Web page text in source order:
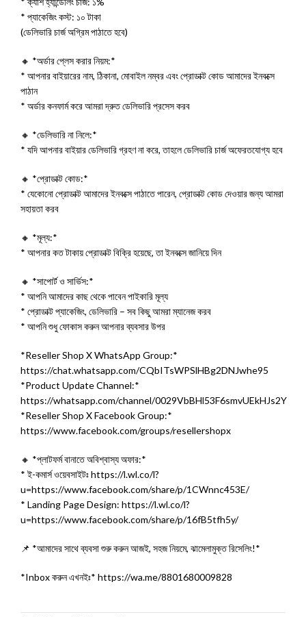
* প্যাকেজিং কস্ট: ১০ টাকা
(ডেলিভারি চার্জ অগ্রিম পাঠাতে হবে)
🔸 *অর্ডার প্লেস করার নিয়ম:*
* আপনার বাইয়ারের নাম, ঠিকানা, মোবাইল নম্বর এবং প্রোডাক্ট কোড আমাদের ইনবক্সে
পাঠান
* অর্ডার কনফার্ম করে আমরা দ্রুত ডেলিভারি প্রসেস করব
🔸 *ডেলিভারি না নিলে:*
* যদি আপনার বাইয়ার ডেলিভারি গ্রহণ না করে, তাহলে ডেলিভারি চার্জ অফেরতযোগ্য হবে
🔸 *প্রোডাক্ট কোড:*
* যেকোনো প্রোডাক্ট আমাদের ইনবক্সে পাঠাতে পারেন, প্রোডাক্ট কোড দেওয়ার জন্য আমরা
সহায়তা করব
🔸 *মূল্য:*
* আপনার কত টাকায় প্রোডাক্ট বিক্রি হয়েছে, তা ইনবক্সে জানিয়ে দিন
🔸 *সাপোর্ট ও সার্ভিস:*
* আপনি আমাদের কাছ থেকে পাবেন পাইকারি মূল্য
* প্রোডাক্ট প্যাকেজিং, ডেলিভারি – সব কিছু আমরা ম্যানেজ করব
* আপনি শুধু ফোকাস করুন আপনার ব্যবসার উপর
*Reseller Shop X WhatsApp Group:*
https://chat.whatsapp.com/CQbITsWPSlHBg2DNJwhe95
*Product Update Channel:*
https://whatsapp.com/channel/0029VbBHl53F6smvUEkHJs2Y
*Reseller Shop X Facebook Group:*
https://www.facebook.com/groups/resellershopx
🔸 *প্লাটফর্ম বানাতে অবিশ্বাস্য অফার:*
* ই-কমার্স ওয়েবসাইটঃ https://l.wl.co/l?
u=https://www.facebook.com/share/p/1CWnnc453E/
* Landing Page Design: https://l.wl.co/l?
u=https://www.facebook.com/share/p/16fB5tfh5y/
📌 *আমাদের সাথে ব্যবসা শুরু করুন আজই, সহজ নিয়মে, ঝামেলামুক্ত রিসেলিং!*
*Inbox করুন এখনইঃ* https://wa.me/8801680009828